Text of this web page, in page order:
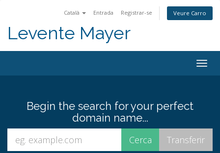
Català Entrada Registrar-se Veure Carro
Levente Mayer
Begin the search for your perfect
domain name...